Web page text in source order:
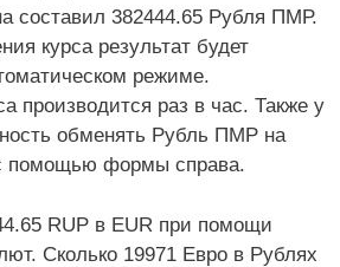
составил 382444.65 Рубля ПМР.
курса результат будет
режиме.
производится раз в час. Также у
обменять Рубль ПМР на
помощью формы справа.
RUP в EUR при помощи
Сколько 19971 Евро в Рублях